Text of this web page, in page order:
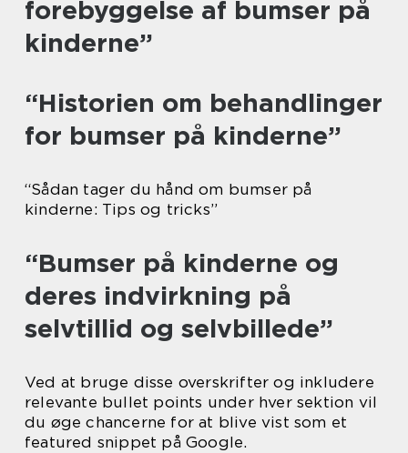
forebyggelse af bumser på
kinderne”
“Historien om behandlinger
for bumser på kinderne”
“Sådan tager du hånd om bumser på
kinderne: Tips og tricks”
“Bumser på kinderne og
deres indvirkning på
selvtillid og selvbillede”
Ved at bruge disse overskrifter og inkludere
relevante bullet points under hver sektion vil
du øge chancerne for at blive vist som et
featured snippet på Google.